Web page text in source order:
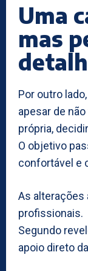
Uma
mas
Por outro
apesar de
própria,
O objetivo
confortável e
As alterações
profissionais.
Segundo
apoio direto